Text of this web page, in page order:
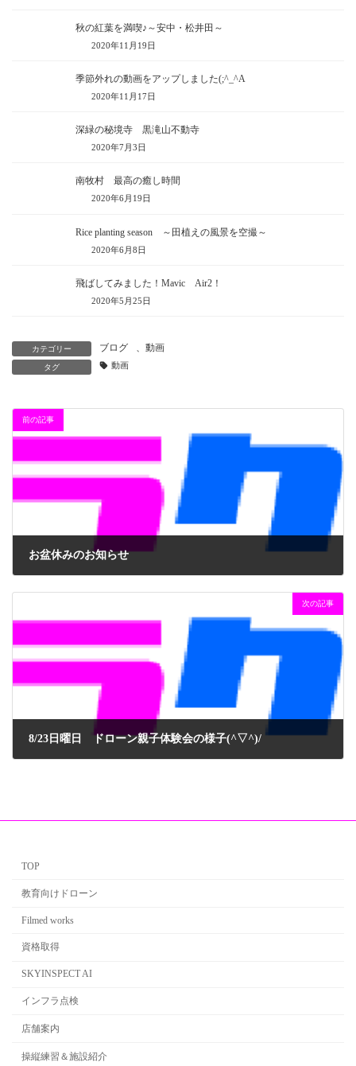
秋の紅葉を満喫♪～安中・松井田～
2020年11月19日
季節外れの動画をアップしました(;^_^A
2020年11月17日
深緑の秘境寺 黒滝山不動寺
2020年7月3日
南牧村 最高の癒し時間
2020年6月19日
Rice planting season ～田植えの風景を空撮～
2020年6月8日
飛ばしてみました！Mavic Air2！
2020年5月25日
カテゴリー ブログ 、 動画
タグ 動画
前の記事
お盆休みのお知らせ
次の記事
8/23日曜日 ドローン親子体験会の様子(^▽^)/
TOP
教育向けドローン
Filmed works
資格取得
SKYINSPECT AI
インフラ点検
店舗案内
操縦練習＆施設紹介